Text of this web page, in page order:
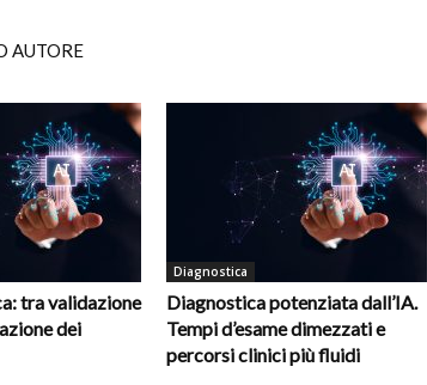
AUTORE
tra validazione
dei
Diagnostica
Diagnostica potenziata dall’IA.
Tempi d’esame dimezzati e
percorsi clinici più fluidi